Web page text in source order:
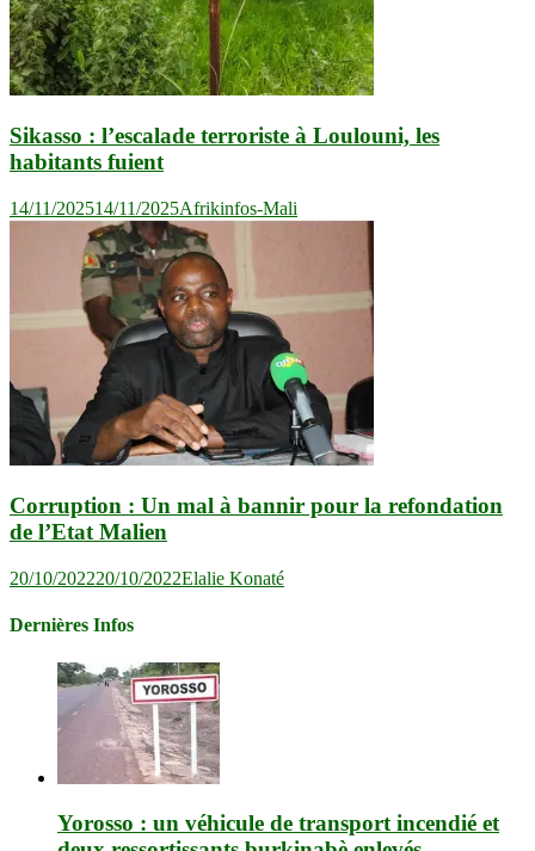
Sikasso : l’escalade terroriste à Loulouni, les
habitants fuient
14/11/202514/11/2025Afrikinfos-Mali
Corruption : Un mal à bannir pour la refondation
de l’Etat Malien
20/10/202220/10/2022Elalie Konaté
Dernières Infos
Yorosso : un véhicule de transport incendié et